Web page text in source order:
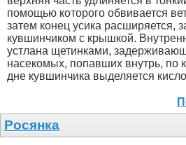
помощью которого обвивается
затем конец усика расширяется,
кувшинчиком с крышкой.
устлана щетинками,
насекомых, попавших внутрь, по
дне кувшинчика выделяется
Росянка